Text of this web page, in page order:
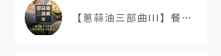
【蔥蒜油三部曲III】餐飲營運穩定加值、標準化香味管理最佳解決方案